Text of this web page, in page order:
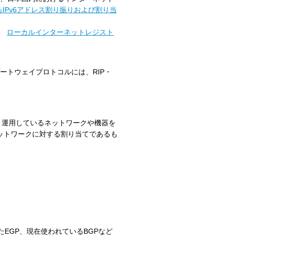
IPv6アドレス割り振りおよび割り当
ローカルインターネットレジスト
トウェイプロトコルには、RIP・
用しているネットワークや機器を
ワークに対する割り当てであるも
EGP、現在使われているBGPなど